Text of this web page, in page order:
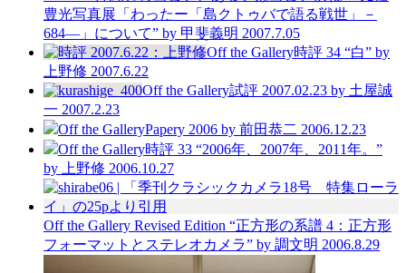
豊光写真展「わったー「島クトゥバで語る戦世」－
684―」について” by 甲斐義明 2007.7.05
Off the Gallery時評 34 “白” by
上野修 2007.6.22
Off the Gallery試評 2007.02.23 by 土屋誠
一 2007.2.23
Off the GalleryPapery 2006 by 前田恭二 2006.12.23
Off the Gallery時評 33 “2006年、2007年、2011年。”
by 上野修 2006.10.27
Off the Gallery Revised Edition “正方形の系譜 4：正方形
フォーマットとステレオカメラ” by 調文明 2006.8.29